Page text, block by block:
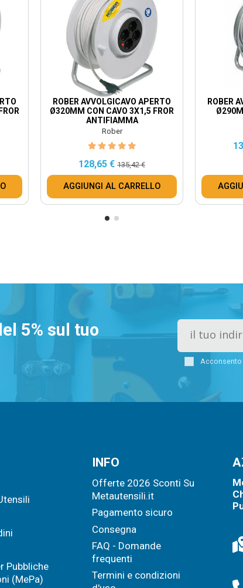
ROBER AVVOLGICAVO APERTO
Ø320MM CON CAVO 3X1,5 FROR
ANTIFIAMMA
Rober
128,65 € 135,42 €
AGGIUNGI AL CARRELLO
ROBER
5% sul tuo
Pubbliche
(MePa)
INFO
Offerte 2026 Sconti Su
Metautensili.it
Pagamento sicuro
Consegna
FAQ - Domande
frequenti
Termini e condizioni